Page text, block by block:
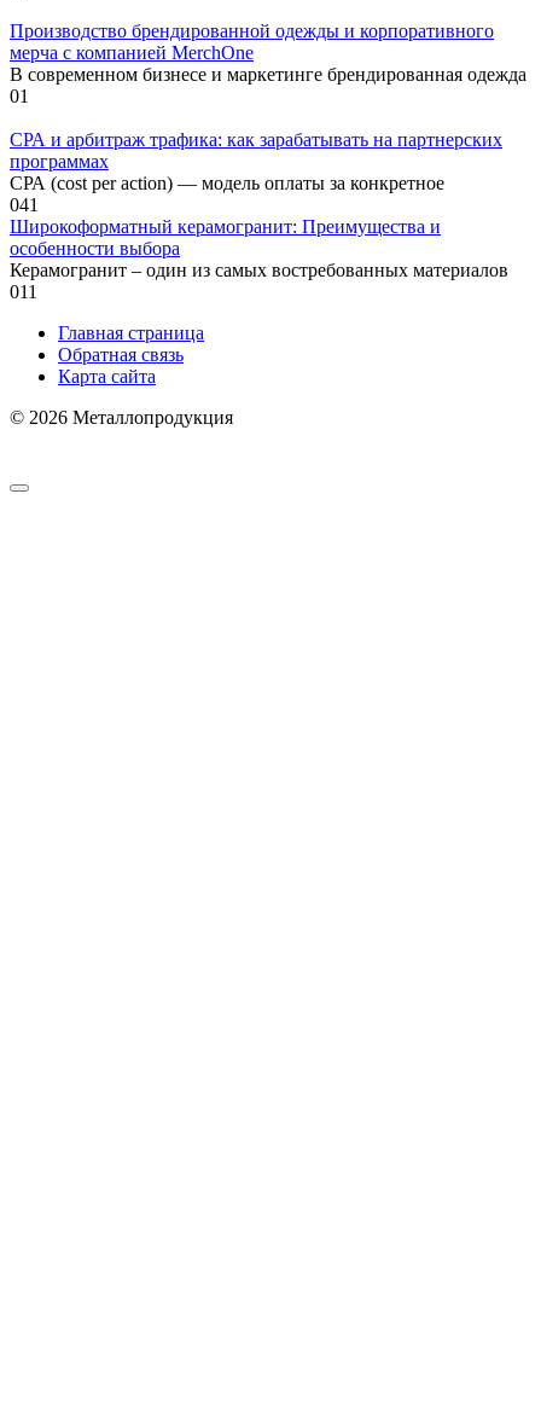
Производство брендированной одежды и корпоративного
мерча с компанией MerchOne
В современном бизнесе и маркетинге брендированная одежда
01
СРА и арбитраж трафика: как зарабатывать на партнерских
программах
СРА (cost per action) — модель оплаты за конкретное
041
Широкоформатный керамогранит: Преимущества и
особенности выбора
Керамогранит – один из самых востребованных материалов
011
Главная страница
Обратная связь
Карта сайта
© 2026 Металлопродукция